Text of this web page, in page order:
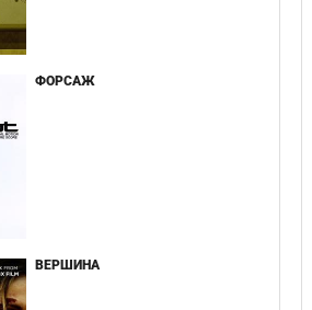
ФОРСАЖ
ВЕРШИНА